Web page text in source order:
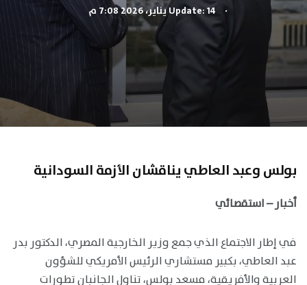
. Update: 14 يناير، 2026 7:08 م
بولس وعبد العاطي يناقشان الأزمة السودانية
أخبار – استقصائي
في إطار الاجتماع الذي جمع وزير الخارجية المصري، الدكتور بدر
عبد العاطي، بكبير مستشاري الرئيس الأمريكي للشؤون
العربية والأفريقية، مسعد بولس، تناول الجانبان تطورات